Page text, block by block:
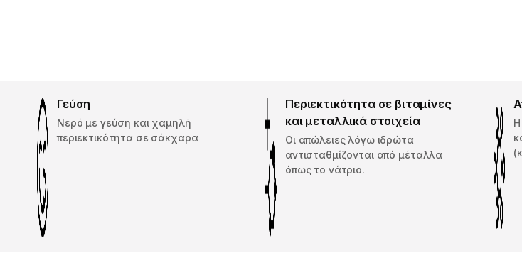
Γεύση
Νερό με γεύση και χαμηλή
περιεκτικότητα σε σάκχαρα
Περιεκτικότητα σε βιταμίνες
και μεταλλικά στοιχεία
Οι απώλειες λόγω ιδρώτα
αντισταθμίζονται από μέταλλα
όπως το νάτριο.
Η